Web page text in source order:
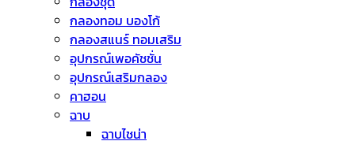
กลองทอม บองโก้
กลองสแนร์ ทอมเสริม
อุปกรณ์เพอคัชชั่น
อุปกรณ์เสริมกลอง
คาฮอน
ฉาบ
ฉาบไชน่า